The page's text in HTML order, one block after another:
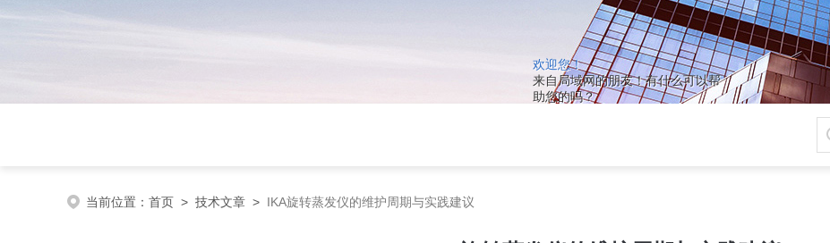
欢迎您！
来自局域网的朋友！有什么可以帮
助您的吗？
当前位置： 首页 > 技术文章 > IKA旋转蒸发仪的维护周期与实践建议